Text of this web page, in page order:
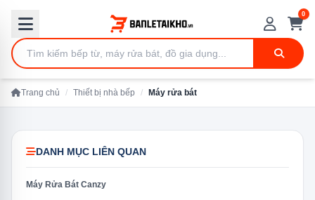
0
Trang chủ / Thiết bị nhà bếp / Máy rửa bát
DANH MỤC LIÊN QUAN
Máy Rửa Bát Canzy